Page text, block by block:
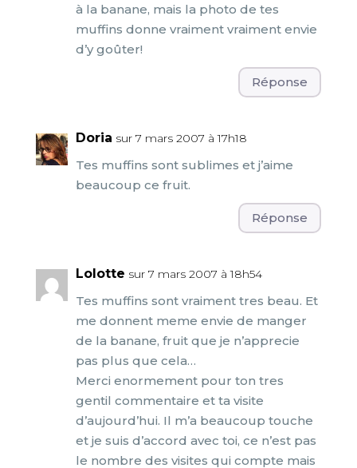
à la banane, mais la photo de tes
muffins donne vraiment vraiment envie
d’y goûter!
Réponse
Doria sur 7 mars 2007 à 17h18
Tes muffins sont sublimes et j’aime
beaucoup ce fruit.
Réponse
Lolotte sur 7 mars 2007 à 18h54
Tes muffins sont vraiment tres beau. Et
me donnent meme envie de manger
de la banane, fruit que je n’apprecie
pas plus que cela…
Merci enormement pour ton tres
gentil commentaire et ta visite
d’aujourd’hui. Il m’a beaucoup touche
et je suis d’accord avec toi, ce n’est pas
le nombre des visites qui compte mais